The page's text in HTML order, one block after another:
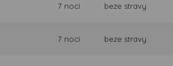
7 nocí beze stravy
7 nocí beze stravy